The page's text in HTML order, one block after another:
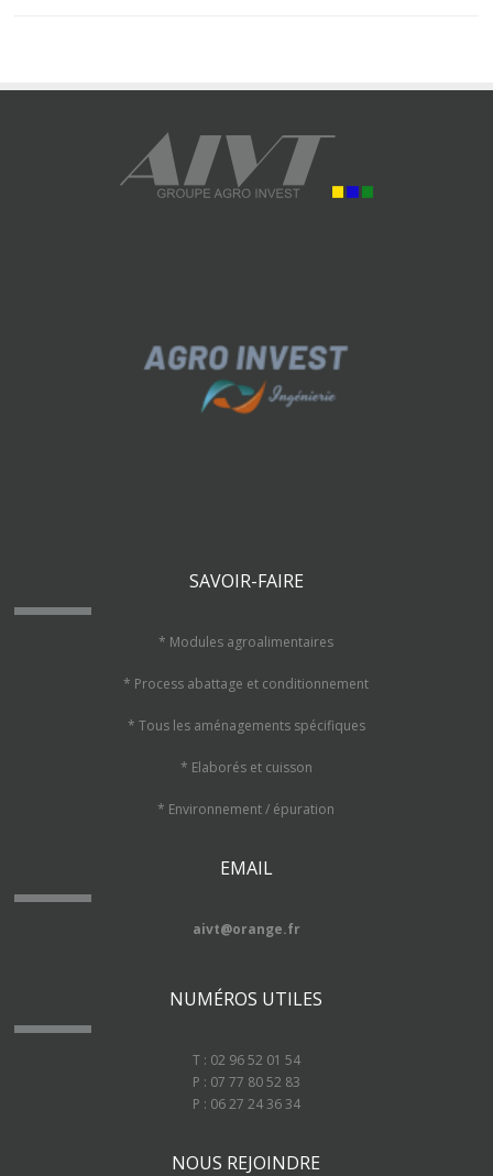
SAVOIR-FAIRE
* Modules agroalimentaires
* Process abattage et conditionnement
* Tous les aménagements spécifiques
* Elaborés et cuisson
* Environnement / épuration
EMAIL
aivt@orange.fr
NUMÉROS UTILES
T : 02 96 52 01 54
P : 07 77 80 52 83
P : 06 27 24 36 34
NOUS REJOINDRE